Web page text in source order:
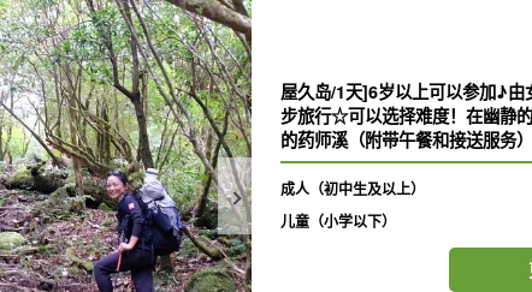
屋久岛/1天]6岁以上可以参加♪由
步旅行☆可以选择难度！在幽静
的药师溪（附带午餐和接送服务
成人（初中生及以上）
儿童（小学以下）